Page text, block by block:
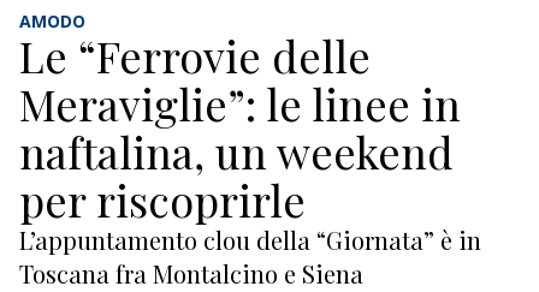
RICERCA
ECONOMIA
TURISMO
CROCIERE / TRAGHETTI
COMPAGNIE DI NAVIGAZIONE
AMODO
Le “Ferrovie delle
Meraviglie”: le linee in
naftalina, un weekend
per riscoprirle
L’appuntamento clou della “Giornata” è in
Toscana fra Montalcino e Siena